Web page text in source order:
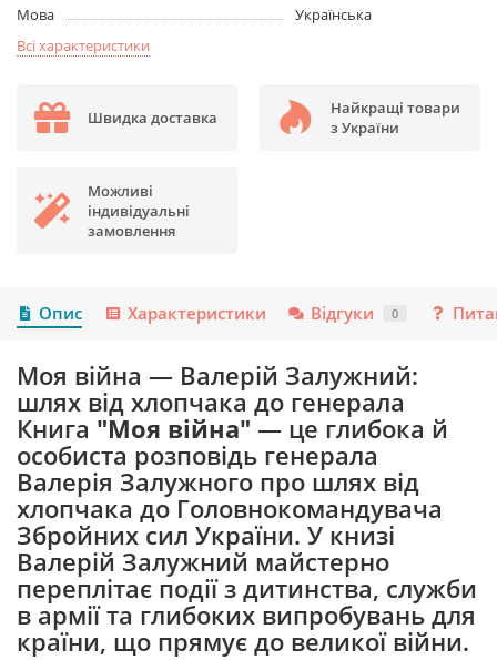
Мова
Українська
Всі характеристики
Швидка доставка
Найкращі товари
з України
Можливі
індивідуальні
замовлення
Опис Характеристики Відгуки 0
Моя війна — Валерій Залужний:
шлях від хлопчака до генерала
Книга "Моя війна" — це глибока й
особиста розповідь генерала
Валерія Залужного про шлях від
хлопчака до Головнокомандувача
Збройних сил України. У книзі
Валерій Залужний майстерно
переплітає події з дитинства, служби
в армії та глибоких випробувань для
країни, що прямує до великої війни.